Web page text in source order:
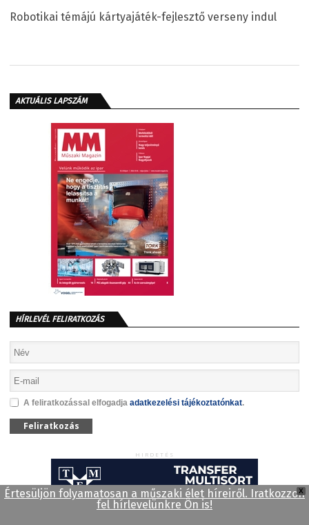
Robotikai témájú kártyajáték-fejlesztő verseny indul
AKTUÁLIS LAPSZÁM
HÍRLEVÉL FELIRATKOZÁS
A feliratkozással elfogadja adatkezelési tájékoztatónkat.
Feliratkozás
HIRDETÉS
X
Értesüljön folyamatosan a műszaki élet híreiről. Iratkozzon
fel hírlevelünkre Ön is!